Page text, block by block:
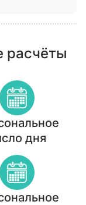
расчёты
дня